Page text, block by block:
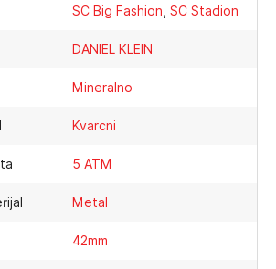
SC Big Fashion, SC Stadion
DANIEL KLEIN
Mineralno
Kvarcni
5 ATM
Metal
42mm